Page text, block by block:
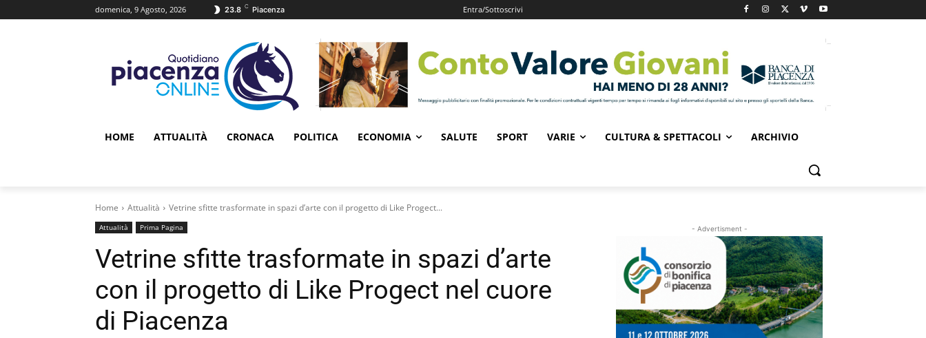
domenica, 9 Agosto, 2026 23.8 C Piacenza Entra/Sottoscrivi
HOME ATTUALITÀ CRONACA POLITICA ECONOMIA SALUTE SPORT VARIE CULTURA & SPETTACOLI ARCHIVIO
Home Attualità Vetrine sfitte trasformate in spazi d’arte con il progetto di Like Progect...
Attualità Prima Pagina
Vetrine sfitte trasformate in spazi d’arte
con il progetto di Like Progect nel cuore
di Piacenza
- Advertisment -